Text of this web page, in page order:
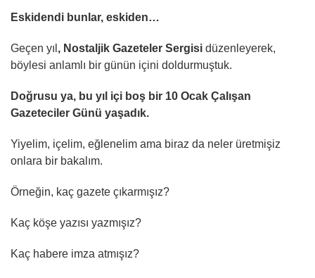
Eskidendi bunlar, eskiden…
Geçen yıl , Nostaljik Gazeteler Sergisi düzenleyerek,
böylesi anlamlı bir günün içini doldurmuştuk.
Doğrusu ya, bu yıl içi boş bir 10 Ocak Çalışan
Gazeteciler Günü yaşadık.
Yiyelim, içelim, eğlenelim ama biraz da neler üretmişiz
onlara bir bakalım.
Örneğin, kaç gazete çıkarmışız?
Kaç köşe yazısı yazmışız?
Kaç habere imza atmışız?